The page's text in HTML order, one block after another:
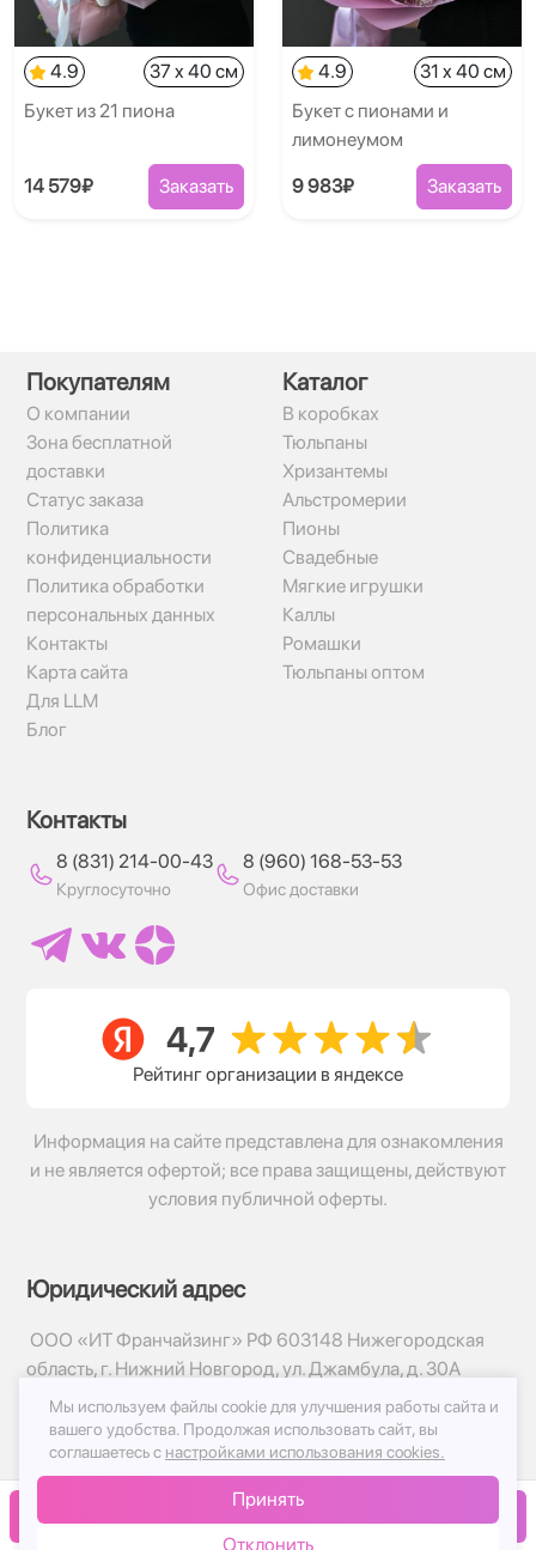
В корзину
4.9
37 x 40 см
Букет из 21 пиона
14 579₽ Заказать
4.9
31 x 40 см
Букет с пионами и
лимонеумом
9 983₽ Заказать
Покупателям
О компании
Зона бесплатной
доставки
Статус заказа
Политика
конфиденциальности
Политика обработки
персональных данных
Контакты
Карта сайта
Для LLM
Блог
Каталог
В коробках
Тюльпаны
Хризантемы
Альстромерии
Пионы
Свадебные
Мягкие игрушки
Каллы
Ромашки
Тюльпаны оптом
Контакты
8 (831) 214-00-43
Круглосуточно
8 (960) 168-53-53
Офис доставки
Рейтинг организации в яндексе
Информация на сайте представлена для ознакомления
и не является офертой; все права защищены, действуют
условия публичной оферты.
Юридический адрес
ООО «ИТ Франчайзинг» РФ 603148 Нижегородская
область, г. Нижний Новгород, ул. Джамбула, д. 30А
© 2017-2026г, База Цветов 24.ру
Политика конфиденциальности
Публичная оферта
Мы используем файлы cookie для улучшения работы сайта и
вашего удобства. Продолжая использовать сайт, вы
соглашаетесь с настройками использования cookies.
Принять
Отклонить